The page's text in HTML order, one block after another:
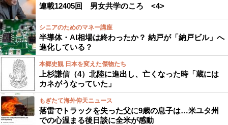
連載12405回 男女共学のころ <4>
シニアのためのマネー講座
半導体・AI相場は終わったか？ 納戸が「納戸ビル」へ
進化している？
本郷史観 日本を変えた傑物たち
上杉謙信（4）北陸に進出し、亡くなった時「蔵には
カネがうなっていた」
もぎたて海外仰天ニュース
落雷でトラックを失った父に9歳の息子は…米ユタ州
での心温まる後日談に全米が感動